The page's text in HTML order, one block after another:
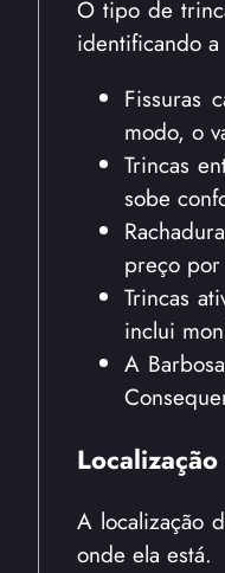
O tipo de
identificando a
Fissuras
modo, o
Trincas
sobe
preço
Trincas
inclui
A
A localização
onde ela está.